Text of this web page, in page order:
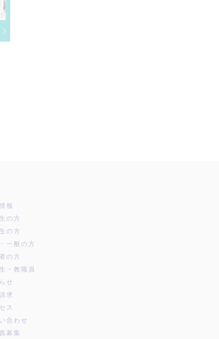
報
の方
の方
一般の方
の方
・教職員
せ
求
ス
合わせ
募集